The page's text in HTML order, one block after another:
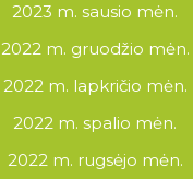
2023 m. sausio mėn.
2022 m. gruodžio mėn.
2022 m. lapkričio mėn.
2022 m. spalio mėn.
2022 m. rugsėjo mėn.